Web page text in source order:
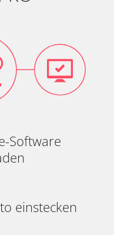
Software
einstecken